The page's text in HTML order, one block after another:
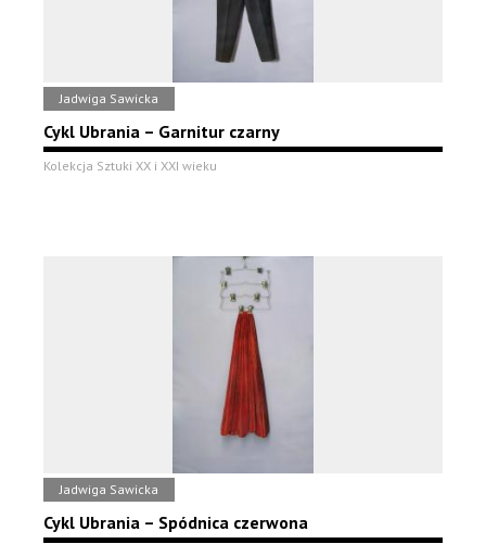
Jadwiga Sawicka
Cykl Ubrania – Garnitur czarny
Kolekcja Sztuki XX i XXI wieku
Jadwiga Sawicka
Cykl Ubrania – Spódnica czerwona